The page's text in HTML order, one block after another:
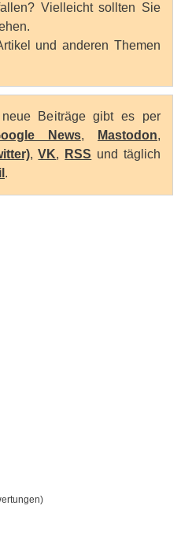
Vielleicht sollten Sie
und anderen Themen
neue Beiträge gibt es per
News, Mastodon,
,VK, RSS und täglich
.